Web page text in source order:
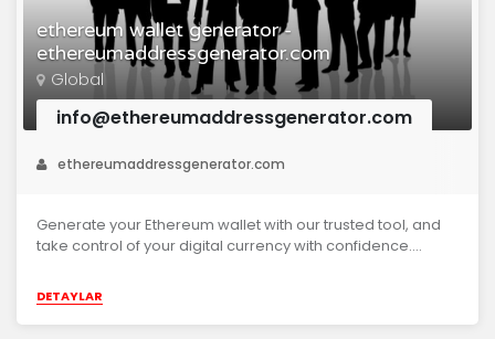
ethereum wallet generator -
ethereumaddressgenerator.com
Global
info@ethereumaddressgenerator.com
ethereumaddressgenerator.com
Generate your Ethereum wallet with our trusted tool, and
take control of your digital currency with confidence....
DETAYLAR